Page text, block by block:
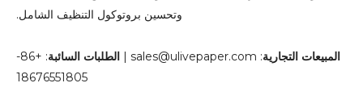
وتحسين بروتوكول التنظيف الشامل.
المبيعات التجارية: sales@ulivepaper.com | الطلبات السائبة
: +86-
18676551805